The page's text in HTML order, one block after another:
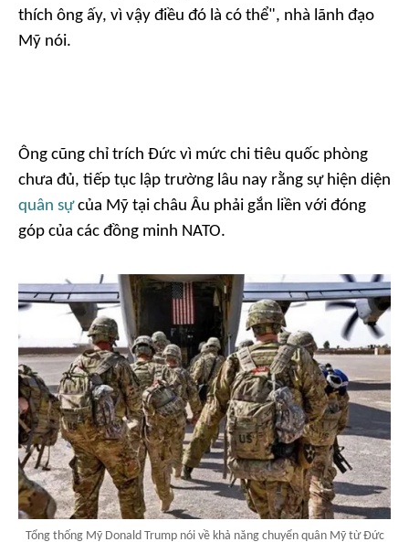
thích ông ấy, vì vậy điều đó là có thể", nhà lãnh đạo
Mỹ nói.
Ông cũng chỉ trích Đức vì mức chi tiêu quốc phòng
chưa đủ, tiếp tục lập trường lâu nay rằng sự hiện diện
quân sựcủa Mỹ tại châu Âu phải gắn liền với đóng
góp của các đồng minh NATO.
Tổng thống Mỹ Donald Trump nói về khả năng chuyển quân Mỹ từ Đức